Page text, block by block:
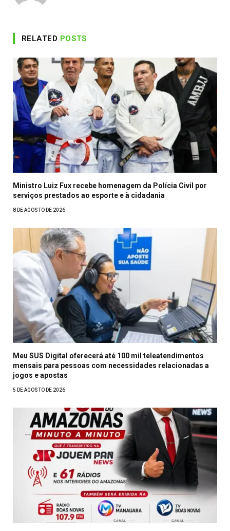
RELATED POSTS
Ministro Luiz Fux recebe homenagem da Polícia Civil por
serviços prestados ao esporte e à cidadania
8 DE AGOSTO DE 2026
Meu SUS Digital oferecerá até 100 mil teleatendimentos
mensais para pessoas com necessidades relacionadas a
jogos e apostas
5 DE AGOSTO DE 2026